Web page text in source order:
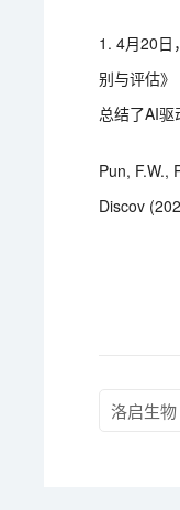
1. 4月20日
别与评估
总结了AI驱
Pun, F.W.,
Discov
洛启生物